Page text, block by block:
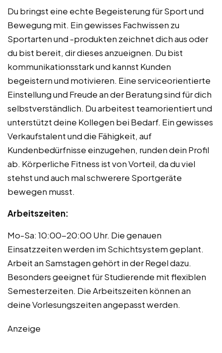
Du bringst eine echte Begeisterung für Sport und
Bewegung mit. Ein gewisses Fachwissen zu
Sportarten und -produkten zeichnet dich aus oder
du bist bereit, dir dieses anzueignen. Du bist
kommunikationsstark und kannst Kunden
begeistern und motivieren. Eine serviceorientierte
Einstellung und Freude an der Beratung sind für dich
selbstverständlich. Du arbeitest teamorientiert und
unterstützt deine Kollegen bei Bedarf. Ein gewisses
Verkaufstalent und die Fähigkeit, auf
Kundenbedürfnisse einzugehen, runden dein Profil
ab. Körperliche Fitness ist von Vorteil, da du viel
stehst und auch mal schwerere Sportgeräte
bewegen musst.
Arbeitszeiten:
Mo-Sa: 10:00-20:00 Uhr. Die genauen
Einsatzzeiten werden im Schichtsystem geplant.
Arbeit an Samstagen gehört in der Regel dazu.
Besonders geeignet für Studierende mit flexiblen
Semesterzeiten. Die Arbeitszeiten können an
deine Vorlesungszeiten angepasst werden.
Anzeige